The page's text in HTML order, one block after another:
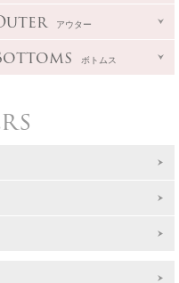
アウター
ボトムス